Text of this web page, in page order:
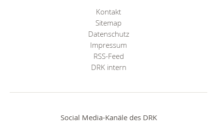
Kontakt
Sitemap
Datenschutz
Impressum
RSS-Feed
DRK intern
Social Media-Kanäle des DRK